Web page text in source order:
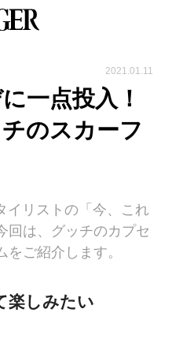
2021.01.11
一点投入！
のスカーフ
イリストの「今、これ
回は、グッチのカプセ
ご紹介します。
楽しみたい